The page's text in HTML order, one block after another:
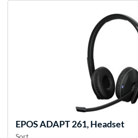
EPOSADAPT 261, Headset
Sort